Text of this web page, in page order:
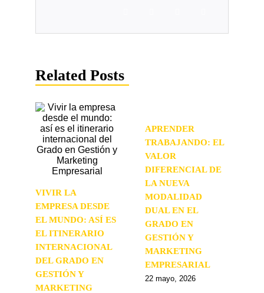
Related Posts
VIVIR LA
EMPRESA DESDE
EL MUNDO: ASÍ ES
EL ITINERARIO
INTERNACIONAL
DEL GRADO EN
GESTIÓN Y
MARKETING
APRENDER
TRABAJANDO: EL
VALOR
DIFERENCIAL DE
LA NUEVA
MODALIDAD
DUAL EN EL
GRADO EN
GESTIÓN Y
MARKETING
EMPRESARIAL
22 mayo, 2026